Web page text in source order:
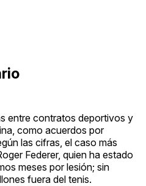
entre contratos deportivos y
como acuerdos por
las cifras, el caso más
Federer, quien ha estado
meses por lesión; sin
fuera del tenis.